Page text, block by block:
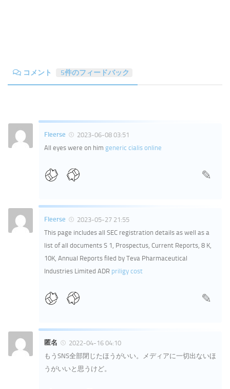
コメント 5件のフィードバック
Fleerse
2023-06-08 03:51
All eyes were on him generic cialis online
Fleerse
2023-05-27 21:55
This page includes all SEC registration details as well as a
list of all documents S 1, Prospectus, Current Reports, 8 K,
10K, Annual Reports filed by Teva Pharmaceutical
Industries Limited ADR priligy cost
匿名
2022-04-16 04:10
もうSNS全部閉じたほうがいい。メディアに一切出ないほ
うがいいと思うけど。